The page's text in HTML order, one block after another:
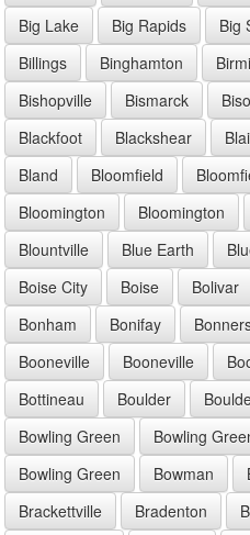
Big Lake
Big Rapids Big
Billings
Binghamton
Bishopville
Bismarck
Blackfoot
Blackshear
Bland
Bloomfield
Bloomington
Bloomington
Blountville
Blue Earth
Boise City
Boise Bolivar
Bonham
Bonifay
Booneville
Booneville
Bottineau
Boulder
Bowling Green
Bowling
Bowling Green
Bowman
Brackettville
Bradenton